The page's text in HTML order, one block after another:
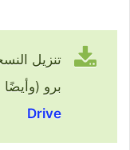
برو (وأيضًا Ultra) رابط مباشر من
Drive